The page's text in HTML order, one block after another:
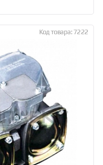
Код товара: 7222